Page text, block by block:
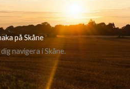
på Skåne
navigera i Skåne.